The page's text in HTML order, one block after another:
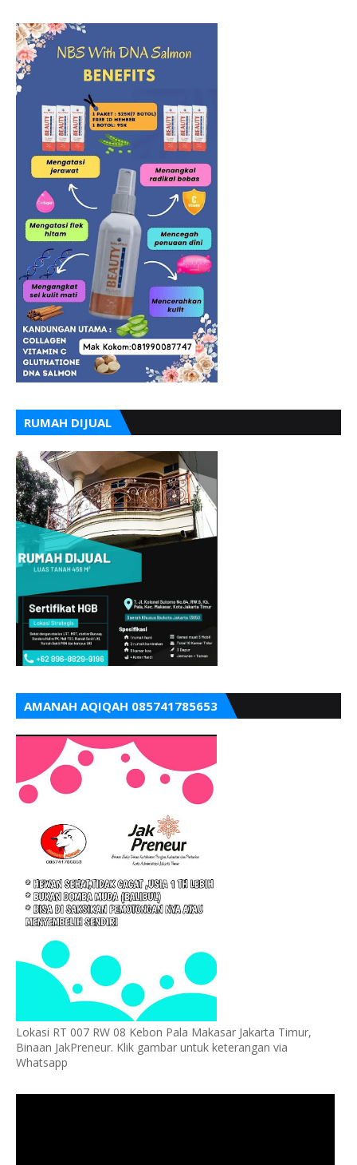
RUMAH DIJUAL
AMANAH AQIQAH 085741785653
Lokasi RT 007 RW 08 Kebon Pala Makasar Jakarta Timur,
Binaan JakPreneur. Klik gambar untuk keterangan via
Whatsapp